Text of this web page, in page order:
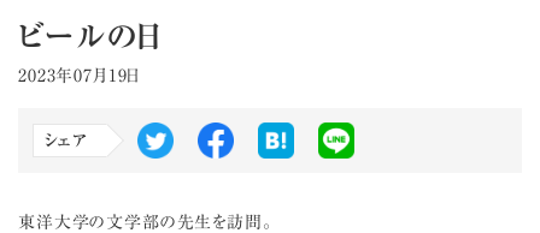
ビールの日
2023年07月19日
シェア
東洋大学の文学部の先生を訪問。